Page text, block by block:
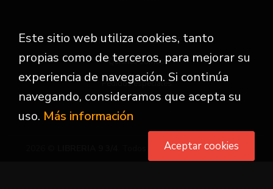
ATENCIÓN AL CLIENTE
Quiénes somos
Pedidos especiales
. Todos los Derechos Reservados
Este sitio web utiliza cookies, tanto
propias como de terceros, para mejorar su
experiencia de navegación. Si continúa
navegando, consideramos que acepta su
uso. Más información
Aceptar cookies